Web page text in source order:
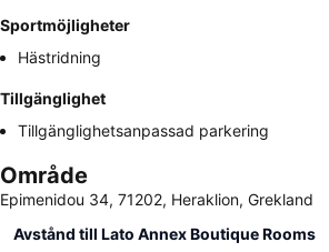
Sportmöjligheter
Hästridning
Tillgänglighet
Tillgänglighetsanpassad parkering
Område
Epimenidou 34, 71202, Heraklion, Grekland
Avstånd till Lato Annex Boutique Rooms